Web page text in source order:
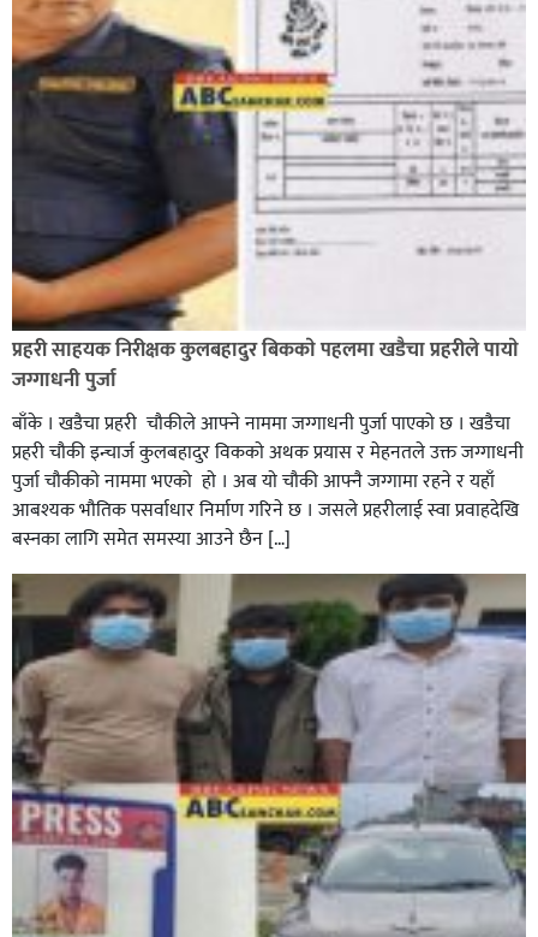
भिक्षा मागेर कारमा घुम्ने बाबाहरूलाई दाङ प्रहरीले पक्राउ,भारत
फर्कने सर्तमा रिहा,
रौतहटमा १२ हजार लिटर पेट्रोल बोकेको ट्यांकर दुर्घटनापछि
आगलागी सडक अबरुद्ध,
घोराहीको समृद्धिका लागि वडा–वडामा विशेष अभियान सञ्चालन
हुने,
प्रहरी साहयक निरीक्षक कुलबहादुर बिककाे पहलमा खडैचा प्रहरीले पायाे
जग्गाधनी पुर्जा
बाँके । खडैचा प्रहरी चाैकीले आफ्ने नाममा जग्गाधनी पुर्जा पाएकाे छ । खडैचा
प्रहरी चाैकी इन्चार्ज कुलबहादुर विककाे अथक प्रयास र मेहनतले उक्त जग्गाधनी
पुर्जा चाैकीकाे नाममा भएको हाे । अब याे चाैकी आफ्नै जग्गामा रहने र यहाँ
आबश्यक भाैतिक पसर्वाधार निर्माण गरिने छ । जसले प्रहरीलाई स्वा प्रवाहदेखि
बस्नका लागि समेत समस्या आउने छैन […]